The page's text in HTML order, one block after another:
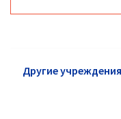
Другие